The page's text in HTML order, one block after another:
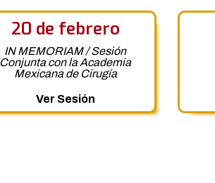
20 de febrero
IN MEMORIAM / Sesión
Conjunta con la Academia
Mexicana de Cirugía
Ver Sesión